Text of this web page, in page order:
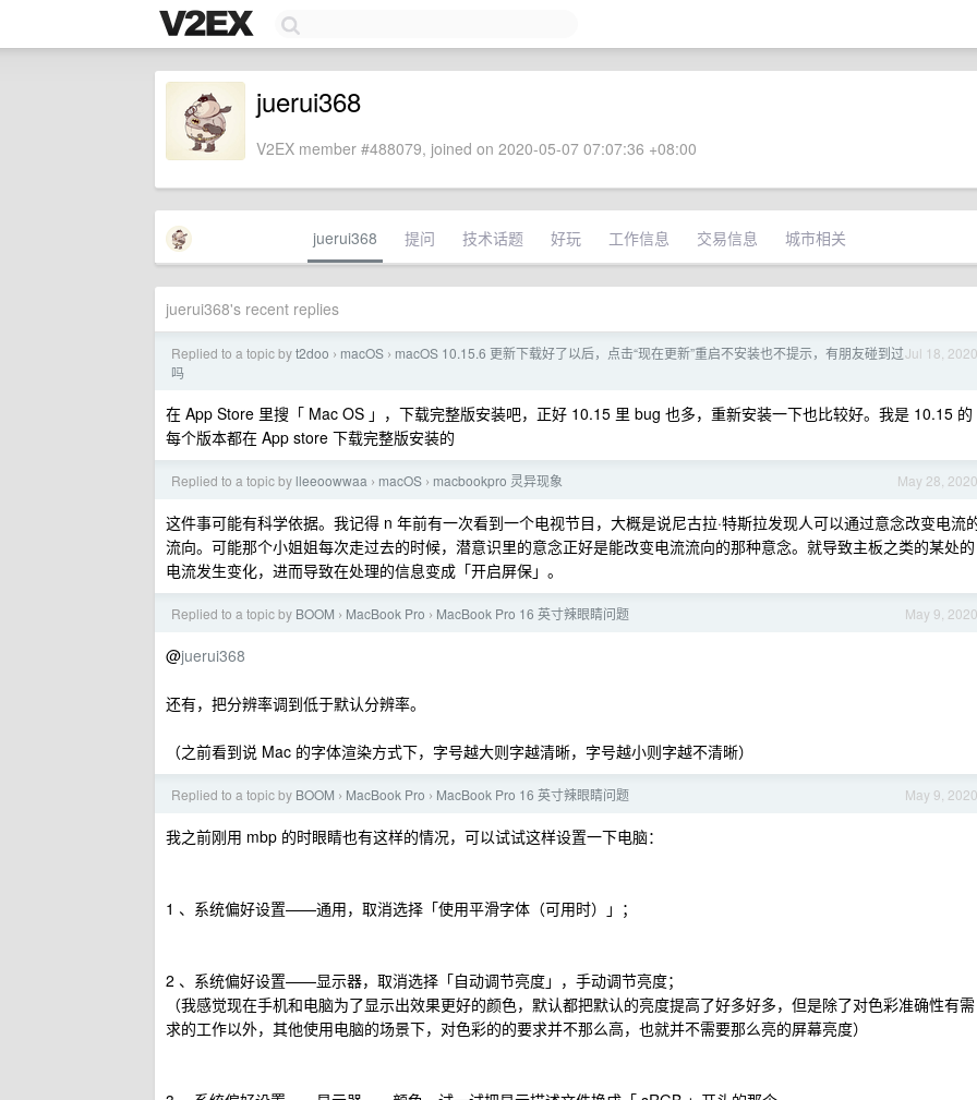
juerui368
V2EX member #488079, joined on 2020-05-07 07:07:36 +08:00
juerui368 提问 技术话题 好玩 工作信息 交易信息 城市相关
juerui368's recent replies
Jul 18, 2020
Replied to a topic byt2doo › macOS › macOS 10.15.6 更新下载好了以后，点击“现在更新”重启不安装也不提示，有朋友碰到过
吗
在 App Store 里搜「 Mac OS 」，下载完整版安装吧，正好 10.15 里 bug 也多，重新安装一下也比较好。我是 10.15 的
每个版本都在 App store 下载完整版安装的
May 28, 2020
Replied to a topic by lleeoowwaa › macOS › macbookpro 灵异现象
这件事可能有科学依据。我记得 n 年前有一次看到一个电视节目，大概是说尼古拉·特斯拉发现人可以通过意念改变电流
流向。可能那个小姐姐每次走过去的时候，潜意识里的意念正好是能改变电流流向的那种意念。就导致主板之类的某处的
电流发生变化，进而导致在处理的信息变成「开启屏保」。
May 9, 2020
Replied to a topic by BOOM › MacBook Pro › MacBook Pro 16 英寸辣眼睛问题
@juerui368
还有，把分辨率调到低于默认分辨率。
（之前看到说 Mac 的字体渲染方式下，字号越大则字越清晰，字号越小则字越不清晰）
May 9, 2020
Replied to a topic by BOOM › MacBook Pro › MacBook Pro 16 英寸辣眼睛问题
我之前刚用 mbp 的时眼睛也有这样的情况，可以试试这样设置一下电脑：
1 、系统偏好设置——通用，取消选择「使用平滑字体（可用时）」；
2 、系统偏好设置——显示器，取消选择「自动调节亮度」，手动调节亮度；
（我感觉现在手机和电脑为了显示出效果更好的颜色，默认都把默认的亮度提高了好多好多，但是除了对色彩准确性有需
求的工作以外，其他使用电脑的场景下，对色彩的的要求并不那么高，也就并不需要那么亮的屏幕亮度）